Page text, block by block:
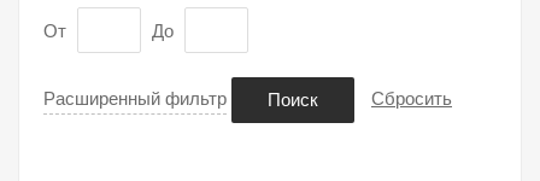
От До
Расширенный фильтр Поиск Сбросить